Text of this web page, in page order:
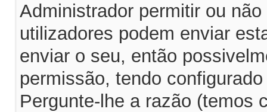
Administrador permitir ou
utilizadores podem enviar
enviar o seu, então
permissão, tendo
Pergunte-lhe a razão (temos